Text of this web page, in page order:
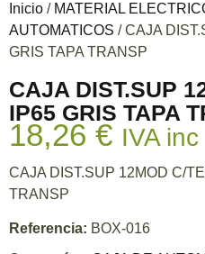
Inicio / MATERIAL
AUTOMATICOS / CAJA
GRIS TAPA TRANSP
CAJA DIST.SUP
IP65 GRIS TAPA
18,26 € IVA inc
CAJA DIST.SUP 12MOD C/
TRANSP
Referencia: BOX-016